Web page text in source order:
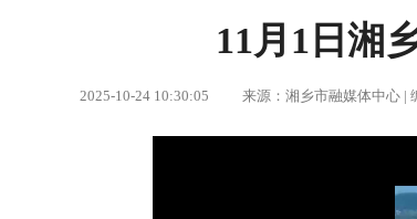
11月1日湘
2025-10-24 10:30:05 来源：湘乡市融媒体中心